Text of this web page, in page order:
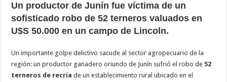
Un productor de Junín fue víctima de un
sofisticado robo de 52 terneros valuados en
U$S 50.000 en un campo de Lincoln.
Un importante golpe delictivo sacude al sector agropecuario de la
región: un productor ganadero oriundo de Junín sufrió el robo de 52
terneros de recría de un establecimiento rural ubicado en el